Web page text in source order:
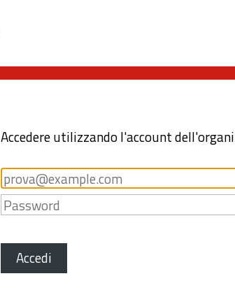
Accedere utilizzando l'account
Accedi